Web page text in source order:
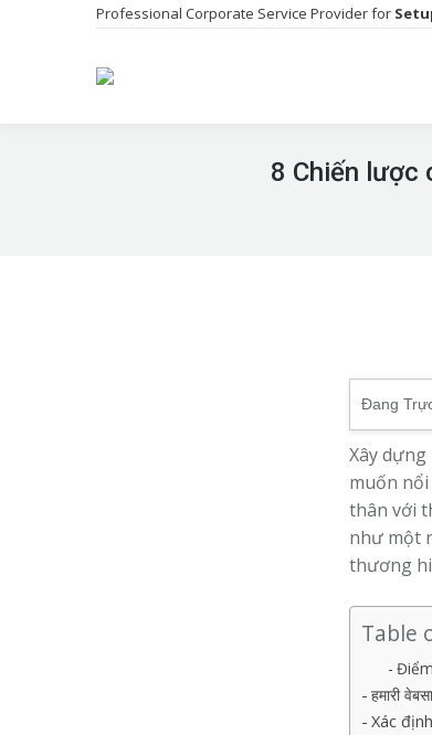
Professional Corporate Service Provider for
8 Chiến lược
Đang
Xây
muốn
thân với
như một
thương
Table
हमारी
Xác